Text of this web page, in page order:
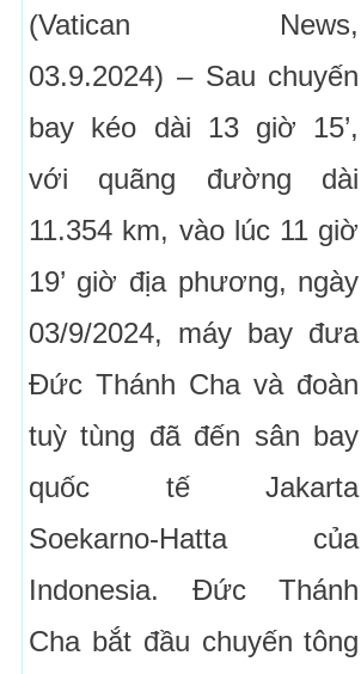
(Vatican News,
03.9.2024) – Sau chuyến
bay kéo dài 13 giờ 15’,
với quãng đường dài
11.354 km, vào lúc 11 giờ
19’ giờ địa phương, ngày
03/9/2024, máy bay đưa
Đức Thánh Cha và đoàn
tuỳ tùng đã đến sân bay
quốc tế Jakarta
Soekarno-Hatta của
Indonesia. Đức Thánh
Cha bắt đầu chuyến tông